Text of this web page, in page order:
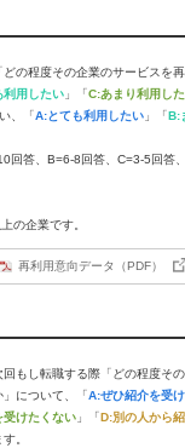
の程度その企業のサービスを
利用したい 」「C:あまり利用し
、「A:とても利用したい 」「B:
回答、B=6-8回答、C=3-5回答
の企業です。
再利用意向データ（PDF）
もし転職する際「どの程度そ
」について、「A:ぜひ紹介を受
受けたくない 」「D:別の人から
。